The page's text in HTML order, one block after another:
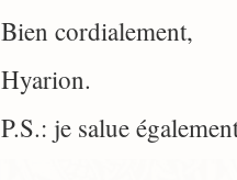
Bien cordialement,
Hyarion.
P.S.: je salue